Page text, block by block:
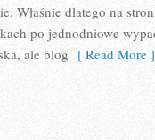
Właśnie dlatego na
po jednodniowe
ale blog [ Read More ]